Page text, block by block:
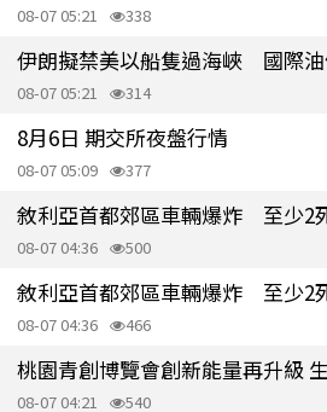
08-07 05:21 338
伊朗擬禁美以船隻過海峽 國際
08-07 05:21 314
8月6日 期交所夜盤行情
08-07 05:09 377
敘利亞首都郊區車輛爆炸 至少2
08-07 04:36 500
敘利亞首都郊區車輛爆炸 至少2
08-07 04:36 466
08-07 04:21 540